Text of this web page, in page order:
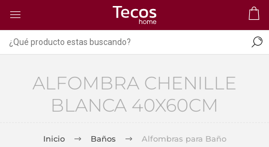
ALFOMBRA CHENILLE
BLANCA 40X60CM
Inicio Baños Alfombras para Baño